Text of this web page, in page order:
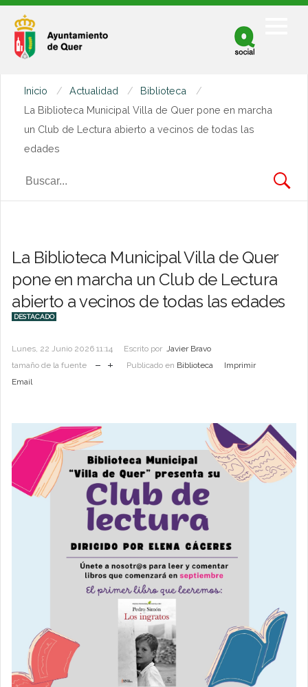
Inicio Actualidad
Biblioteca
La Biblioteca Municipal Villa de Quer pone en marcha
un Club de Lectura abierto a vecinos de todas las
edades
La Biblioteca Municipal Villa de Quer
pone en marcha un Club de Lectura
abierto a vecinos de todas las edades
DESTACADO
Lunes, 22 Junio 2026 11:14 Escrito por
Javier Bravo
tamaño de la fuente
Publicado en Biblioteca
Imprimir
Email